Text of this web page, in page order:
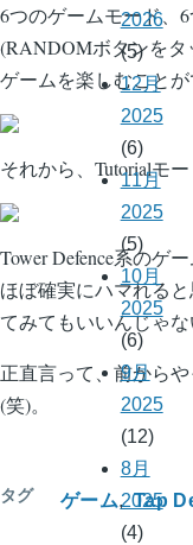
6つのゲームモード、
(RANDOMボタンを
ゲームを楽しむことが
それから、Tutorialモ
Tower Defence系のゲ
ほぼ確実にハマれると
てみてもいいんじゃな
正直言って、前から
(笑)。
タグ ゲーム Tap
2026
(5)
12月
2025
(6)
11月
2025
(5)
10月
2025
(6)
9月
2025
(12)
8月
2025
(4)